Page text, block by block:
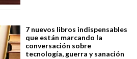
7 nuevos libros indispensables
que están marcando la
conversación sobre
tecnología, guerra y sanación